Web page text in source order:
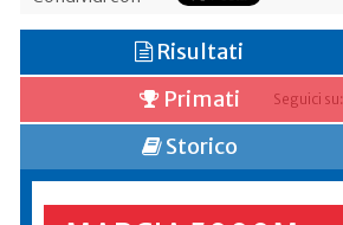
Seguici su:
Risultati
Primati
Storico